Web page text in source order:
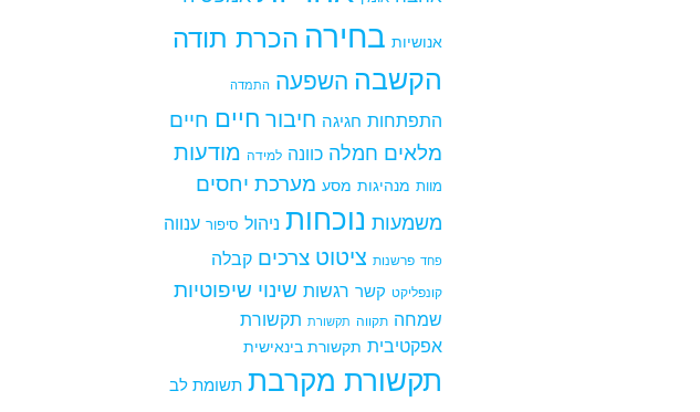
אנושיות בחירה הכרת תודה
הקשבה השפעה התמדה
התפתחות חגיגה חיבור חיים חיים
מלאים חמלה כוונה למידה מודעות
מוות מנהיגות מסע מערכת יחסים
משמעות נוכחות ניהול סיפור ענווה
פחד פרשנות ציטוט צרכים קבלה
קונפליקט קשר רגשות שינוי שיפוטיות
שמחה תקווה תקשורת תקשורת
אפקטיבית תקשורת בינאישית
תקשורת מקרבת תשומת לב